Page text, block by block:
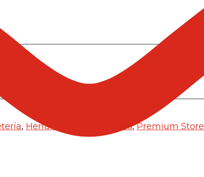
, Herramientas manuales,Premium Store